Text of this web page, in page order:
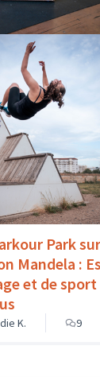
Park
Mandela :
et de
K. 9